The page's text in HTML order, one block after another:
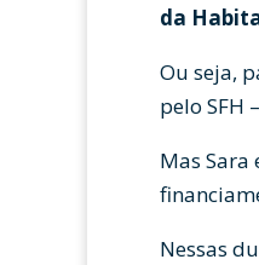
da
Ou seja,
pelo SFH
Mas
Nessas